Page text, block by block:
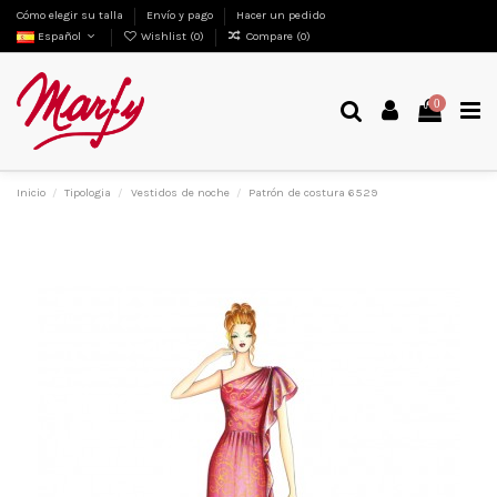
Cómo elegir su talla Envío y pago
Hacer un pedido
Español
Wishlist (0) Compare (0)
0
Inicio Tipologia Vestidos de noche Patrón de costura 6529